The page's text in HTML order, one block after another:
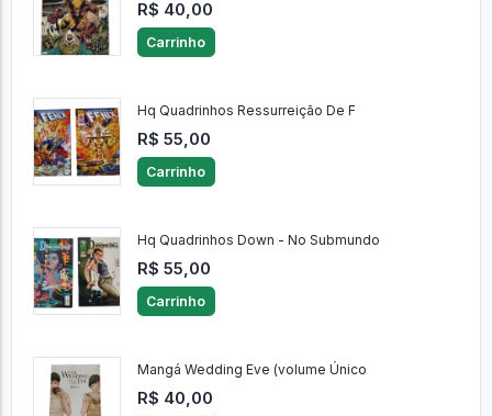
R$ 40,00
Carrinho
Hq Quadrinhos Ressurreição De F
R$ 55,00
Carrinho
Hq Quadrinhos Down - No Submundo
R$ 55,00
Carrinho
Mangá Wedding Eve (volume Único
R$ 40,00